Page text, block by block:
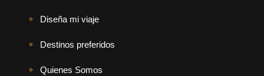
Diseña mi viaje
Destinos preferidos
Quienes Somos